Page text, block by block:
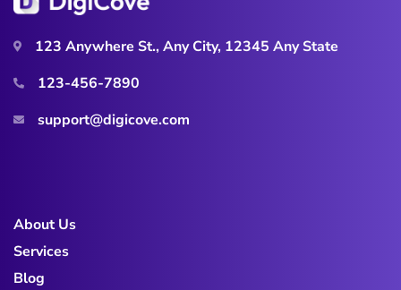
123 Anywhere St., Any City, 12345 Any State
123-456-7890
support@digicove.com
About Us
Services
Blog